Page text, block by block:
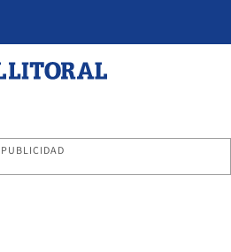
PUBLICIDAD